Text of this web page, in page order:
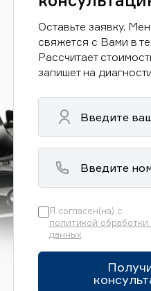
Оставьте заявку.
свяжется с Вами в
Рассчитает
запишет на
Я согласен(на) с
политикой
данных